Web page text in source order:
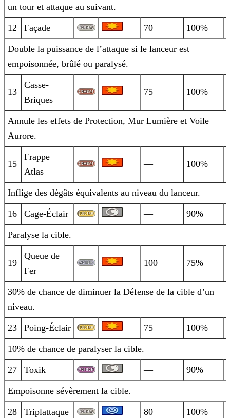
un tour et attaque au suivant.
12 Façade 70 100%
Double la puissance de l’attaque si le lanceur est
empoisonnée, brûlé ou paralysé.
13
Casse-
Briques
75 100%
Annule les effets de Protection, Mur Lumière et Voile
Aurore.
15
Frappe
Atlas
— 100%
Inflige des dégâts équivalents au niveau du lanceur.
16 Cage-Éclair — 90%
Paralyse la cible.
19
Queue de
Fer
100 75%
30% de chance de diminuer la Défense de la cible d’un
niveau.
23 Poing-Éclair 75 100%
10% de chance de paralyser la cible.
27 Toxik — 90%
Empoisonne sévèrement la cible.
28 Triplattaque 80 100%